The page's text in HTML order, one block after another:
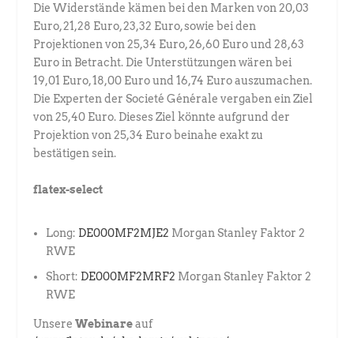
Die Widerstände kämen bei den Marken von 20,03
Euro, 21,28 Euro, 23,32 Euro, sowie bei den
Projektionen von 25,34 Euro, 26,60 Euro und 28,63
Euro in Betracht. Die Unterstützungen wären bei
19,01 Euro, 18,00 Euro und 16,74 Euro auszumachen.
Die Experten der Societé Générale vergaben ein Ziel
von 25,40 Euro. Dieses Ziel könnte aufgrund der
Projektion von 25,34 Euro beinahe exakt zu
bestätigen sein.
flatex-select
Long: DE000MF2MJE2 Morgan Stanley Faktor 2
RWE
Short: DE000MF2MRF2 Morgan Stanley Faktor 2
RWE
UnsereWebinareauf